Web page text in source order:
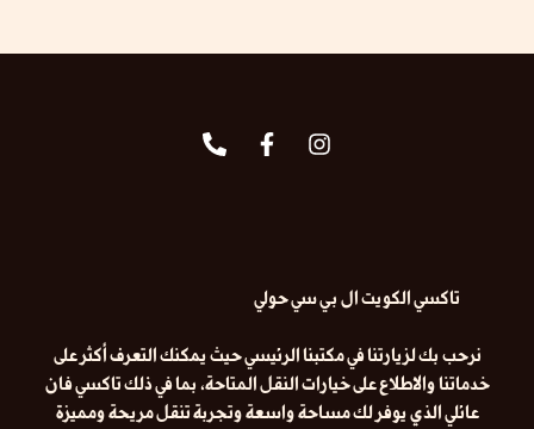
تاكسي الكويت ال بي سي حولي
نرحب بك لزيارتنا في مكتبنا الرئيسي حيث يمكنك التعرف أكثر على
خدماتنا والاطلاع على خيارات النقل المتاحة، بما في ذلك تاكسي فان
عائلي الذي يوفر لك مساحة واسعة وتجربة تنقل مريحة ومميزة